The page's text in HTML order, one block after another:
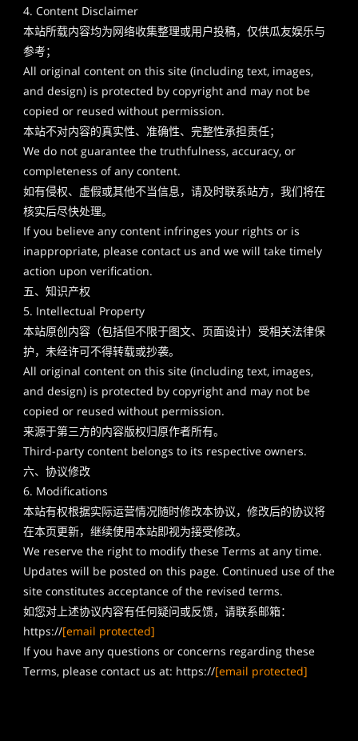
4. Content Disclaimer
本站所载内容均为网络收集整理或用户投稿，仅供瓜友娱乐与
参考；
All original content on this site (including text, images,
and design) is protected by copyright and may not be
copied or reused without permission.
本站不对内容的真实性、准确性、完整性承担责任；
We do not guarantee the truthfulness, accuracy, or
completeness of any content.
如有侵权、虚假或其他不当信息，请及时联系站方，我们将在
核实后尽快处理。
If you believe any content infringes your rights or is
inappropriate, please contact us and we will take timely
action upon verification.
五、知识产权
5. Intellectual Property
本站原创内容（包括但不限于图文、页面设计）受相关法律保
护，未经许可不得转载或抄袭。
All original content on this site (including text, images,
and design) is protected by copyright and may not be
copied or reused without permission.
来源于第三方的内容版权归原作者所有。
Third-party content belongs to its respective owners.
六、协议修改
6. Modifications
本站有权根据实际运营情况随时修改本协议，修改后的协议将
在本页更新，继续使用本站即视为接受修改。
We reserve the right to modify these Terms at any time.
Updates will be posted on this page. Continued use of the
site constitutes acceptance of the revised terms.
如您对上述协议内容有任何疑问或反馈，请联系邮箱：
https://[email protected]
If you have any questions or concerns regarding these
Terms, please contact us at: https://[email protected]